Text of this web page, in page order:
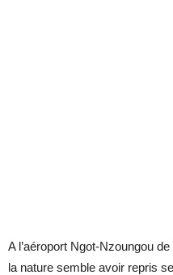
A l’aéroport Ngot-Nzoungou
la nature semble avoir repris